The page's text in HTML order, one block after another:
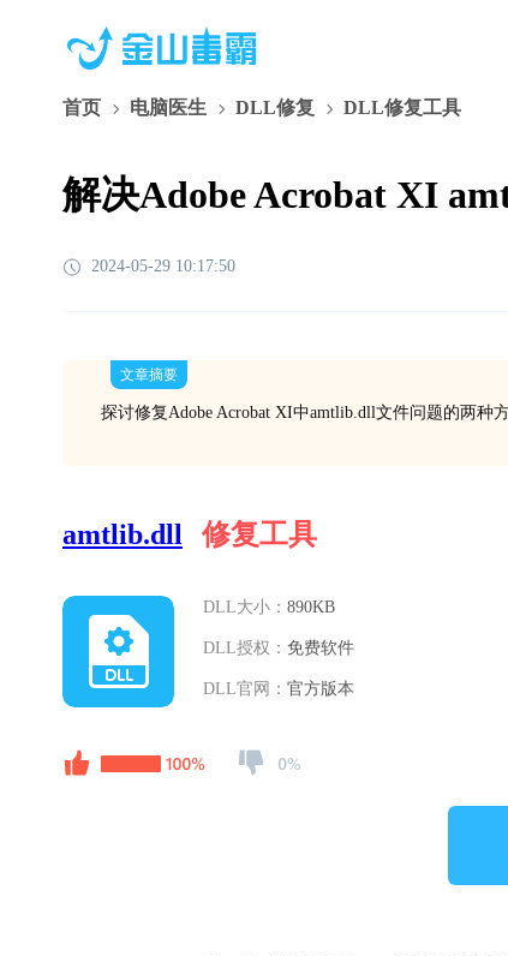
首页 电脑医生 DLL修复 DLL修复工具
解决Adobe Acrobat XI
2024-05-29 10:17:50
文章摘要
探讨修复Adobe Acrobat XI中amtlib.dll文件问题的两种
amtlib.dll 修复工具
DLL大小： 890KB
DLL授权： 免费软件
DLL官网： 官方版本